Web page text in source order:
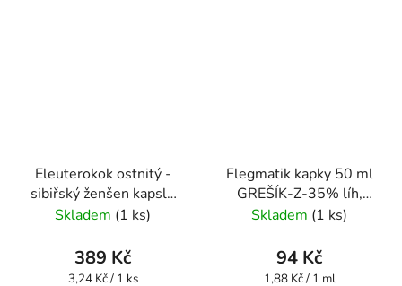
Eleuterokok ostnitý -
sibiřský ženšen kapsle
120 ks
Skladem (1 ks)
389 Kč
Měrná
3,24 Kč / 1 ks
Flegmatik kapky 50 ml
GREŠÍK-Z-35% líh,
Devatero bylin kapky
Skladem (1 ks)
94 Kč
Měrná
1,88 Kč / 1 ml